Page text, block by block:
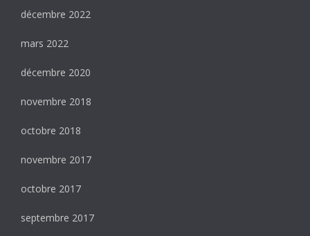
décembre 2022
mars 2022
décembre 2020
novembre 2018
octobre 2018
novembre 2017
octobre 2017
septembre 2017